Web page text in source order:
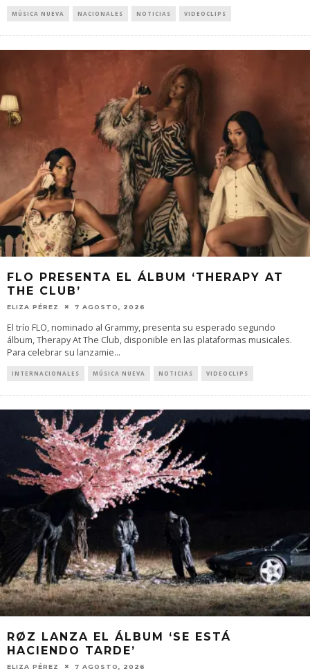
MÚSICA NUEVA NACIONALES NOTICIAS VIDEOCLIPS
FLO PRESENTA EL ÁLBUM ‘THERAPY AT
THE CLUB’
ELIZA PÉREZ 7 AGOSTO, 2026
El trío FLO, nominado al Grammy, presenta su esperado segundo
álbum, Therapy At The Club, disponible en las plataformas musicales.
Para celebrar su lanzamie...
INTERNACIONALES MÚSICA NUEVA NOTICIAS VIDEOCLIPS
RØZ LANZA EL ÁLBUM ‘SE ESTÁ
HACIENDO TARDE’
ELIZA PÉREZ 7 AGOSTO, 2026